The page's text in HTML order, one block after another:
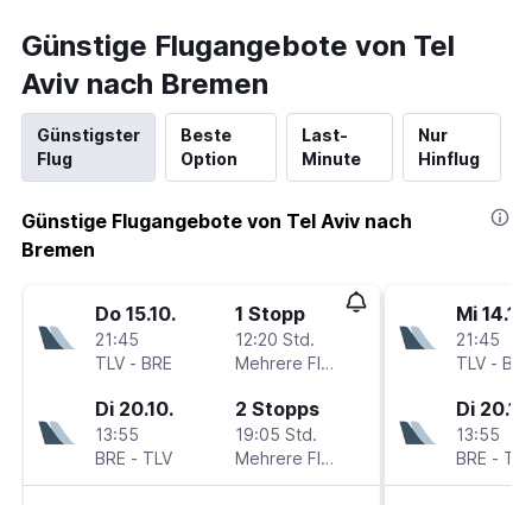
Günstige Flugangebote von Tel
Aviv nach Bremen
Günstigster
Flug
Beste
Option
Last-
Minute
Nur
Hinflug
Günstige Flugangebote von Tel Aviv nach
Bremen
Do 15.10.
21:45
TLV - BRE
1 Stopp
12:20 Std.
Mehrere Fluglinien
Di 20.10.
13:55
BRE - TLV
2 Stopps
19:05 Std.
Mehrere Fluglinien
Mi 14.10.
21:45
TLV - BRE
Di
13:55
BRE - TLV